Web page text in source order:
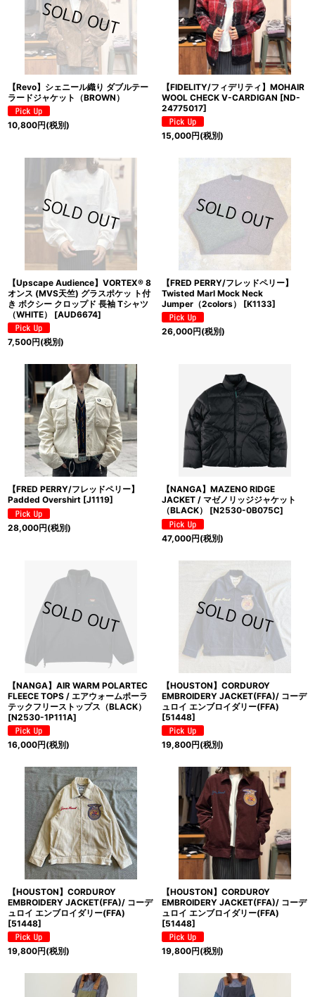
【Revo】シェニール織り ダブルテー
ラードジャケット（BROWN）
10,800円(税別)
【FIDELITY/フィデリティ】MOHAIR
WOOL CHECK V-CARDIGAN [ND-
24775017]
15,000円(税別)
【Upscape Audience】VORTEX® 8
オンス (MVS天竺) グラスポケッ ト付
き ボクシー クロップド 長袖 Tシャツ
（WHITE）
[AUD6674]
7,500円(税別)
【FRED PERRY/フレッドペリー】
Twisted Marl Mock Neck
Jumper（2colors）
[K1133]
26,000円(税別)
【FRED PERRY/フレッドペリー】
Padded Overshirt [J1119]
28,000円(税別)
【NANGA】MAZENO RIDGE
JACKET / マゼノリッジジャケット
（BLACK）
[N2530-0B075C]
47,000円(税別)
【NANGA】AIR WARM POLARTEC
FLEECE TOPS / エアウォームポーラ
テックフリーストップス（BLACK）
[N2530-1P111A]
16,000円(税別)
【HOUSTON】CORDUROY
EMBROIDERY JACKET(FFA)/ コーデ
ュロイ エンブロイダリー(FFA)
[51448]
19,800円(税別)
【HOUSTON】CORDUROY
EMBROIDERY JACKET(FFA)/ コーデ
ュロイ エンブロイダリー(FFA)
[51448]
19,800円(税別)
【HOUSTON】CORDUROY
EMBROIDERY JACKET(FFA)/ コーデ
ュロイ エンブロイダリー(FFA)
[51448]
19,800円(税別)